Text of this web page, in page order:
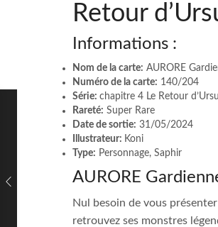
Retour
Informations :
Nom de la carte: AURORE
Numéro de la carte: 140/204
Série: chapitre 4 Le Retour
Rareté: Super Rare
Date de sortie: 31/05/2024
Illustrateur: Koni
Type: Personnage, Saphir
AURORE
Nul besoin de vous
retrouvez ses monstres